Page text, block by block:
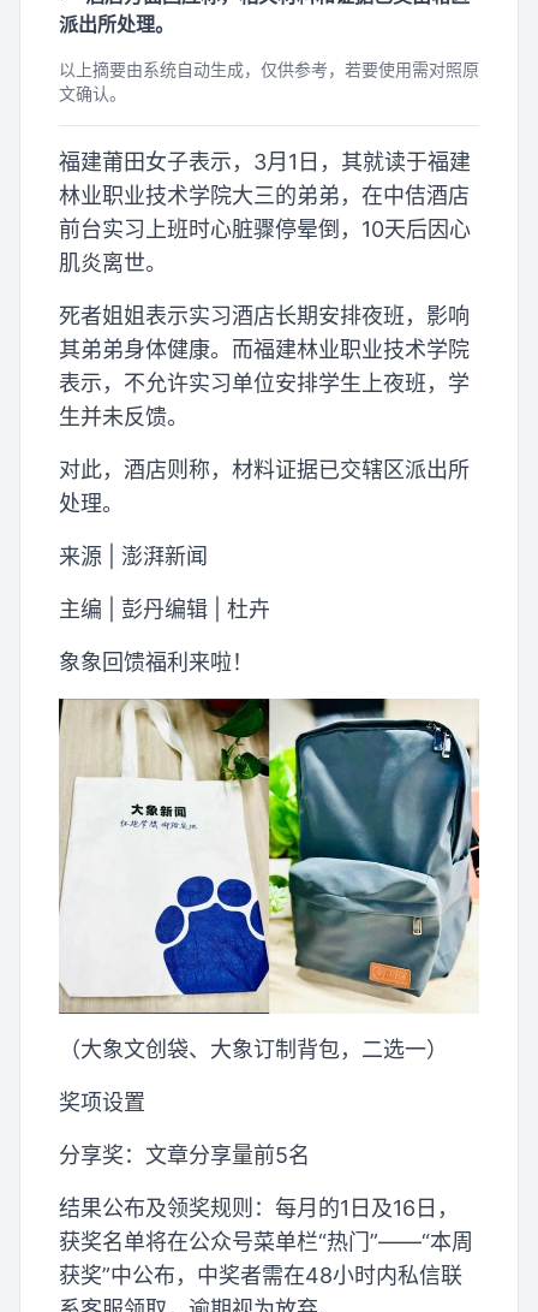
派出所处理。
以上摘要由系统自动生成，仅供参考，若要使用需对照原
文确认。
福建莆田女子表示，3月1日，其就读于福建
林业职业技术学院大三的弟弟，在中佶酒店
前台实习上班时心脏骤停晕倒，10天后因心
肌炎离世。
死者姐姐表示实习酒店长期安排夜班，影响
其弟弟身体健康。而福建林业职业技术学院
表示，不允许实习单位安排学生上夜班，学
生并未反馈。
对此，酒店则称，材料证据已交辖区派出所
处理。
来源 | 澎湃新闻
主编 | 彭丹编辑 | 杜卉
象象回馈福利来啦！
（大象文创袋、大象订制背包，二选一）
奖项设置
分享奖：文章分享量前5名
结果公布及领奖规则：每月的1日及16日，
获奖名单将在公众号菜单栏“热门”——“本周
获奖”中公布，中奖者需在48小时内私信联